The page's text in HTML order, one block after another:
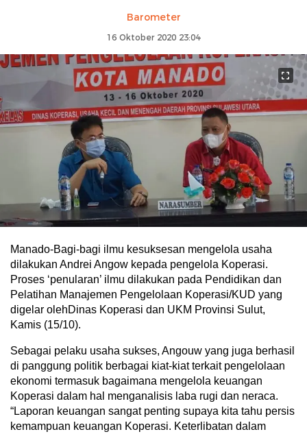
Barometer
16 Oktober 2020 23:04
Manado-Bagi-bagi ilmu kesuksesan mengelola usaha
dilakukan Andrei Angow kepada pengelola Koperasi.
Proses ‘penularan’ ilmu dilakukan pada Pendidikan dan
Pelatihan Manajemen Pengelolaan Koperasi/KUD yang
digelar olehDinas Koperasi dan UKM Provinsi Sulut,
Kamis (15/10).
Sebagai pelaku usaha sukses, Angouw yang juga berhasil
di panggung politik berbagai kiat-kiat terkait pengelolaan
ekonomi termasuk bagaimana mengelola keuangan
Koperasi dalam hal menganalisis laba rugi dan neraca.
“Laporan keuangan sangat penting supaya kita tahu persis
kemampuan keuangan Koperasi. Keterlibatan dalam